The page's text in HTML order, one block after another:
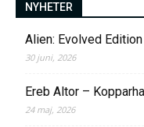
NYHETER
Alien: Evolved
30 juni, 2026
Ereb Altor –
24 maj, 2026